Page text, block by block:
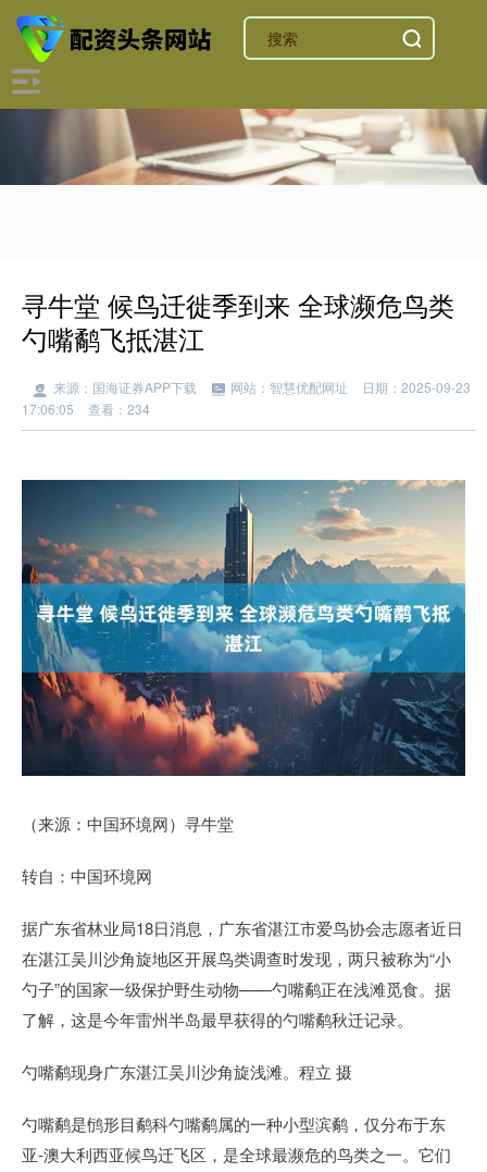
寻牛堂 候鸟迁徙季到来 全球濒危鸟类
勺嘴鹬飞抵湛江
来源：国海证券APP下载 网站：智慧优配网址
日期：2025-09-23
17:06:05
查看：234
（来源：中国环境网）寻牛堂
转自：中国环境网
据广东省林业局18日消息，广东省湛江市爱鸟协会志愿者近日
在湛江吴川沙角旋地区开展鸟类调查时发现，两只被称为“小
勺子”的国家一级保护野生动物——勺嘴鹬正在浅滩觅食。据
了解，这是今年雷州半岛最早获得的勺嘴鹬秋迁记录。
勺嘴鹬现身广东湛江吴川沙角旋浅滩。程立 摄
勺嘴鹬是鸻形目鹬科勺嘴鹬属的一种小型滨鹬，仅分布于东
亚-澳大利西亚候鸟迁飞区，是全球最濒危的鸟类之一。它们